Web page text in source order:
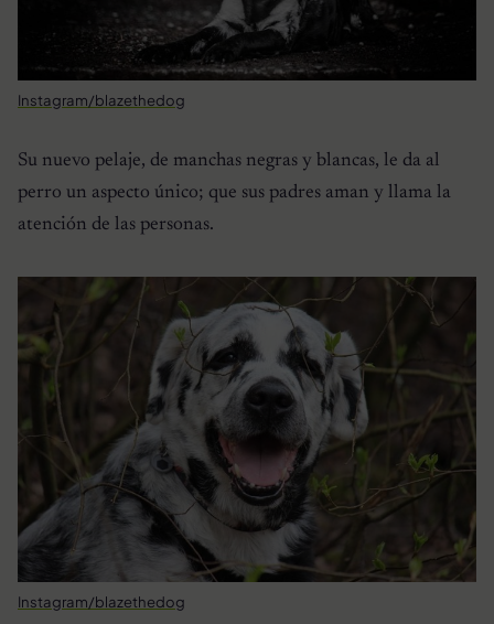
Instagram/blazethedog
Su nuevo pelaje, de manchas negras y blancas, le da al
perro un aspecto único; que sus padres aman y llama la
atención de las personas.
Instagram/blazethedog